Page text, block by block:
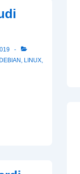
DEBIAN , LINUX,